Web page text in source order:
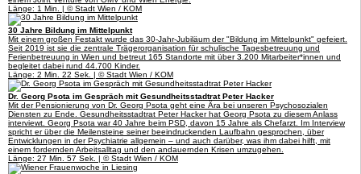
Länge: 1 Min. | © Stadt Wien / KOM
30 Jahre Bildung im Mittelpunkt
Mit einem großen Festakt wurde das 30-Jahr-Jubiläum der "Bildung im Mittelpunkt" gefeiert.
Seit 2019 ist sie die zentrale Trägerorganisation für schulische Tagesbetreuung und
Ferienbetreuung in Wien und betreut 165 Standorte mit über 3.200 Mitarbeiter*innen und
begleitet dabei rund 44.700 Kinder.
Länge: 2 Min. 22 Sek. | © Stadt Wien / KOM
Dr. Georg Psota im Gespräch mit Gesundheitsstadtrat Peter Hacker
Mit der Pensionierung von Dr. Georg Psota geht eine Ära bei unseren Psychosozialen
Diensten zu Ende. Gesundheitsstadtrat Peter Hacker hat Georg Psota zu diesem Anlass
interviewt. Georg Psota war 40 Jahre beim PSD, davon 15 Jahre als Chefarzt. Im Interview
spricht er über die Meilensteine seiner beeindruckenden Laufbahn gesprochen, über
Entwicklungen in der Psychiatrie allgemein – und auch darüber, was ihm dabei hilft, mit
einem fordernden Arbeitsalltag und den andauernden Krisen umzugehen.
Länge: 27 Min. 57 Sek. | © Stadt Wien / KOM